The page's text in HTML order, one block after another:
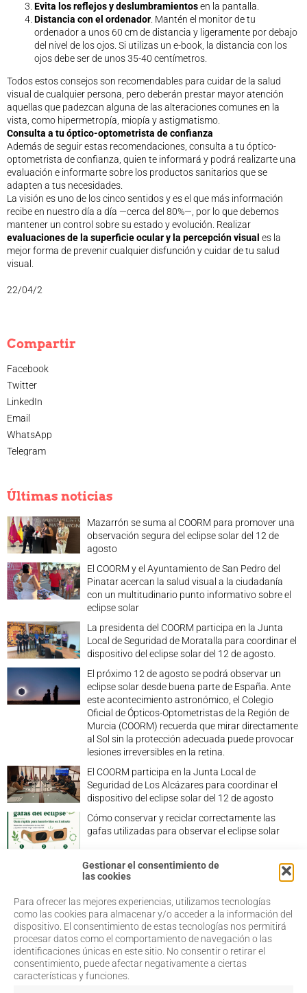
Gestionar el consentimiento de
las cookies
Para ofrecer las mejores experiencias, utilizamos tecnologías
como las cookies para almacenar y/o acceder a la información del
dispositivo. El consentimiento de estas tecnologías nos permitirá
procesar datos como el comportamiento de navegación o las
identificaciones únicas en este sitio. No consentir o retirar el
consentimiento, puede afectar negativamente a ciertas
características y funciones.
Evita los reflejos y deslumbramientosen la pantalla.
Distancia con el ordenador . Mantén el monitor de tu
ordenador a unos 60 cm de distancia y ligeramente por debajo
del nivel de los ojos. Si utilizas un e-book, la distancia con los
ojos debe ser de unos 35-40 centímetros.
Todos estos consejos son recomendables para cuidar de la salud
visual de cualquier persona, pero deberán prestar mayor atención
aquellas que padezcan alguna de las alteraciones comunes en la
vista, como hipermetropía, miopía y astigmatismo.
Consulta a tu óptico-optometrista de confianza
Además de seguir estas recomendaciones, consulta a tu óptico-
optometrista de confianza, quien te informará y podrá realizarte una
evaluación e informarte sobre los productos sanitarios que se
adapten a tus necesidades.
La visión es uno de los cinco sentidos y es el que más información
recibe en nuestro día a día —cerca del 80%—, por lo que debemos
mantener un control sobre su estado y evolución. Realizar
evaluaciones de la superficie ocular y la percepción visual es la
mejor forma de prevenir cualquier disfunción y cuidar de tu salud
visual.
22/04/2
Compartir
Facebook
Twitter
LinkedIn
Email
WhatsApp
Telegram
Últimas noticias
Mazarrón se suma al COORM para promover una
observación segura del eclipse solar del 12 de
agosto
El COORM y el Ayuntamiento de San Pedro del
Pinatar acercan la salud visual a la ciudadanía
con un multitudinario punto informativo sobre el
eclipse solar
La presidenta del COORM participa en la Junta
Local de Seguridad de Moratalla para coordinar el
dispositivo del eclipse solar del 12 de agosto.
El próximo 12 de agosto se podrá observar un
eclipse solar desde buena parte de España. Ante
este acontecimiento astronómico, el Colegio
Oficial de Ópticos-Optometristas de la Región de
Murcia (COORM) recuerda que mirar directamente
al Sol sin la protección adecuada puede provocar
lesiones irreversibles en la retina.
El COORM participa en la Junta Local de
Seguridad de Los Alcázares para coordinar el
dispositivo del eclipse solar del 12 de agosto
Cómo conservar y reciclar correctamente las
gafas utilizadas para observar el eclipse solar
968 20 87 67
admin@coorm.org
Miguel Vivancos, 4
30007 Murcia
Salud Visual
Profesionales
Quiénes somos
Actualidad
Contacto